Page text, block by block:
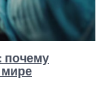
почему
мире